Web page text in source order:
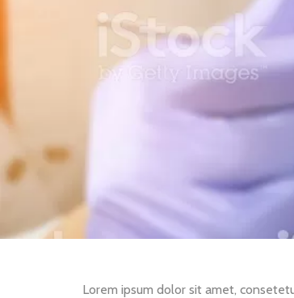
Lorem ipsum dolor sit amet,